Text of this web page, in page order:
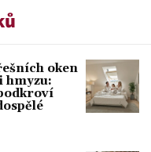
oken
hmyzu: